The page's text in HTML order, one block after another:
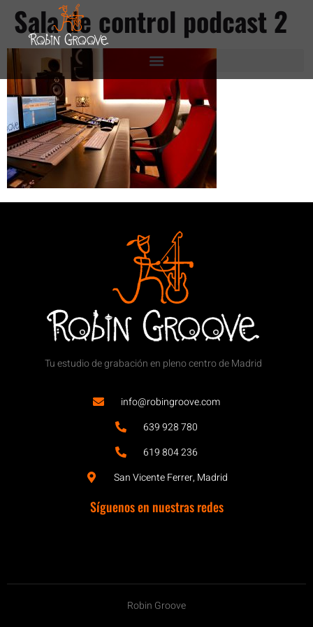
Sala de control podcast 2
Tu estudio de grabación en pleno centro de Madrid
info@robingroove.com
639 928 780
619 804 236
San Vicente Ferrer, Madrid
Síguenos en nuestras redes
Robin Groove